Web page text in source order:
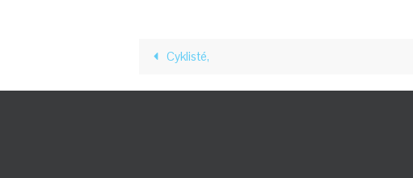
Cyklisté,